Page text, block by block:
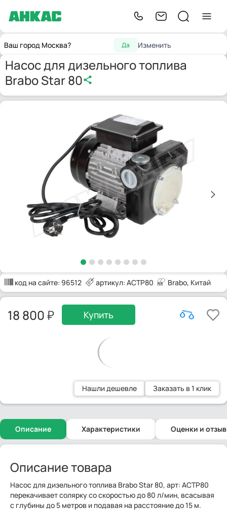
Ваш город Москва? Да Изменить
ГлавнаяНасосы
Star 80
Насос для дизельного топлива
Brabo Star 80
код на сайте: 96512 артикул: ACTP80 Brabo, Китай
18 800 Купить
Нашли дешевле Заказать в 1 клик
Описание Характеристики Оценки и
Описание товара
Насос для дизельного топлива Brabo Star 80, арт: ACTP80
перекачивает солярку со скоростью до 80 л/мин, всасывая
с глубины до 5 метров и подавая на расстояние до 15 м.